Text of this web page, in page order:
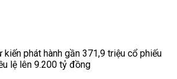
phát hành gần 371,9 triệu cổ phiếu
lệ lên 9.200 tỷ đồng